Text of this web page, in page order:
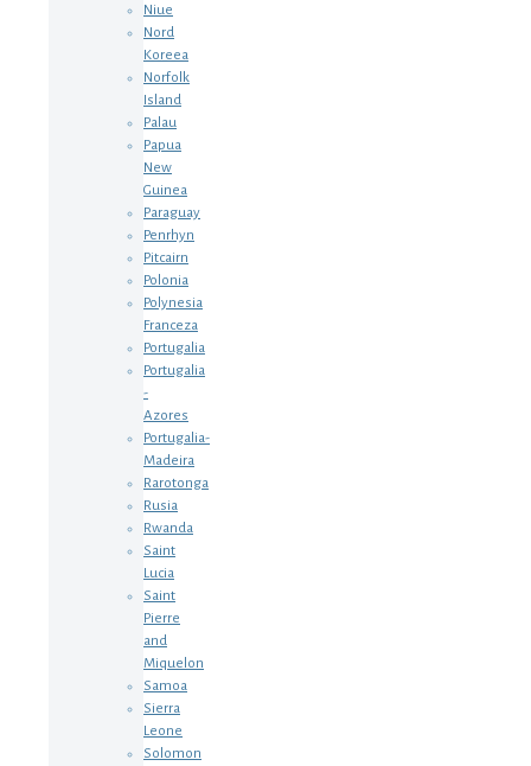
Niue
Nord
Koreea
Norfolk
Island
Palau
Papua
New
Guinea
Paraguay
Penrhyn
Pitcairn
Polonia
Polynesia
Franceza
Portugalia
Portugalia
-
Azores
Portugalia-
Madeira
Rarotonga
Rusia
Rwanda
Saint
Lucia
Saint
Pierre
and
Miquelon
Samoa
Sierra
Leone
Solomon